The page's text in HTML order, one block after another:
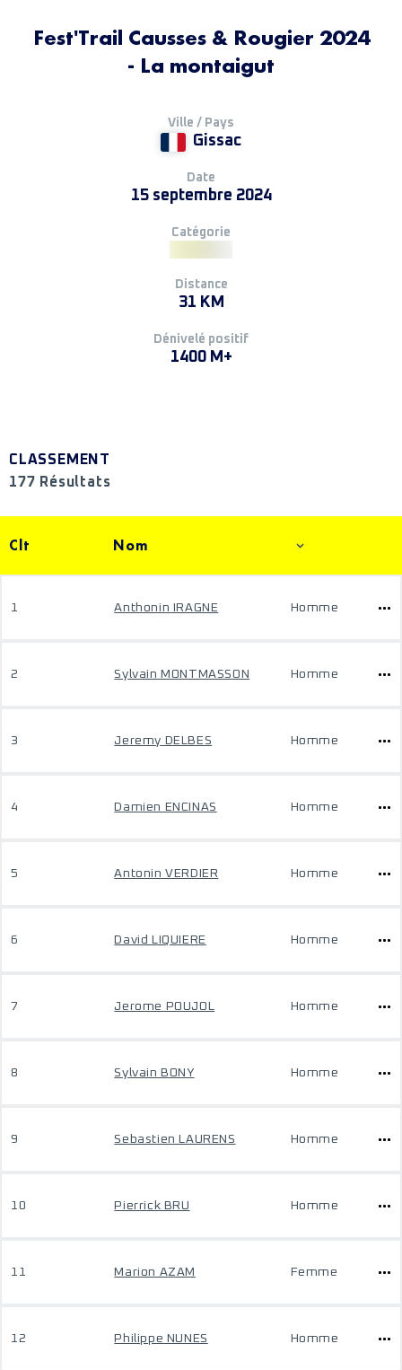
Fest'Trail Causses & Rougier 2024
- La montaigut
Ville / Pays
Gissac
Date
15 septembre 2024
Catégorie
Distance
31 KM
Dénivelé positif
1400 M+
CLASSEMENT
177 Résultats
Clt Nom
1 Anthonin IRAGNE Homme
2 Sylvain MONTMASSON Homme
3 Jeremy DELBES Homme
4 Damien ENCINAS Homme
5 Antonin VERDIER Homme
6 David LIQUIERE Homme
7 Jerome POUJOL Homme
8 Sylvain BONY Homme
9 Sebastien LAURENS Homme
10 Pierrick BRU Homme
11 Marion AZAM Femme
12 Philippe NUNES Homme